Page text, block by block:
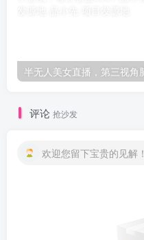
评论 抢沙发
欢迎您留下宝贵的见解！